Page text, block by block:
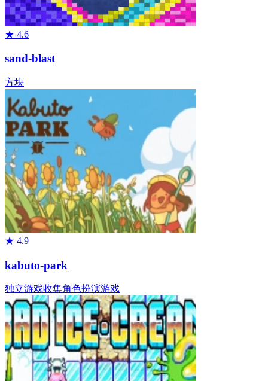
★ 4.6
sand-blast
方块
★ 4.9
kabuto-park
独立游戏收集角色扮演游戏